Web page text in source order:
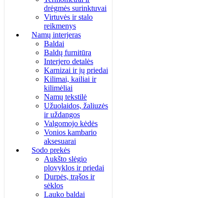
drėgmės surinktuvai
Virtuvės ir stalo
reikmenys
Namų interjeras
Baldai
Baldų furnitūra
Interjero detalės
Karnizai ir jų priedai
Kilimai, kailiai ir
kilimėliai
Namų tekstilė
Užuolaidos, žaliuzės
ir uždangos
Valgomojo kėdės
Vonios kambario
aksesuarai
Sodo prekės
Aukšto slėgio
plovyklos ir priedai
Durpės, trąšos ir
sėklos
Lauko baldai